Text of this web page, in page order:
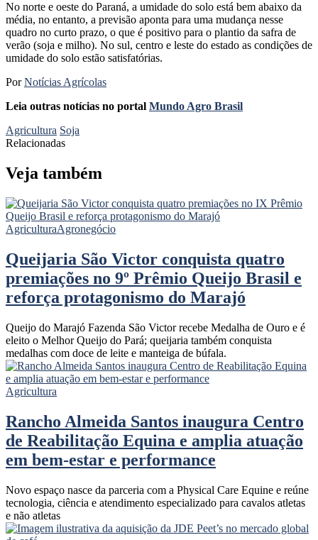
No norte e oeste do Paraná, a umidade do solo está bem abaixo da
média, no entanto, a previsão aponta para uma mudança nesse
quadro no curto prazo, o que é positivo para o plantio da safra de
verão (soja e milho). No sul, centro e leste do estado as condições de
umidade do solo estão satisfatórias.
PorNotícias Agrícolas
Leia outras notícias no portal Mundo Agro Brasil
Agricultura Soja
Relacionadas
Veja também
AgriculturaAgronegócio
Queijaria São Victor conquista quatro
premiações no 9º Prêmio Queijo Brasil e
reforça protagonismo do Marajó
Queijo do Marajó Fazenda São Victor recebe Medalha de Ouro e é
eleito o Melhor Queijo do Pará; queijaria também conquista
medalhas com doce de leite e manteiga de búfala.
Agricultura
Rancho Almeida Santos inaugura Centro
de Reabilitação Equina e amplia atuação
em bem-estar e performance
Novo espaço nasce da parceria com a Physical Care Equine e reúne
tecnologia, ciência e atendimento especializado para cavalos atletas
e não atletas